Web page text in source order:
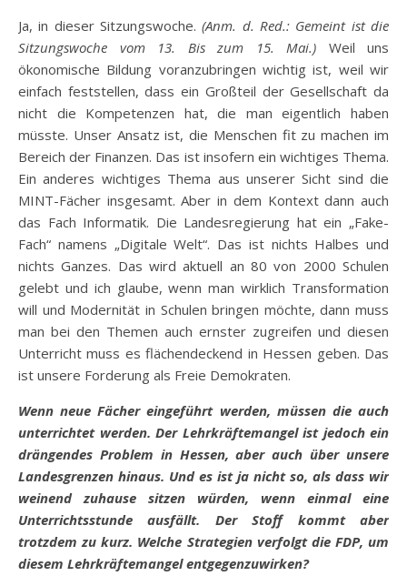
Ja, in dieser Sitzungswoche.(Anm. d. Red.: Gemeint ist die
Sitzungswoche vom 13. Bis zum 15. Mai.) Weil uns
ökonomische Bildung voranzubringen wichtig ist, weil wir
einfach feststellen, dass ein Großteil der Gesellschaft da
nicht die Kompetenzen hat, die man eigentlich haben
müsste. Unser Ansatz ist, die Menschen fit zu machen im
Bereich der Finanzen. Das ist insofern ein wichtiges Thema.
Ein anderes wichtiges Thema aus unserer Sicht sind die
MINT-Fächer insgesamt. Aber in dem Kontext dann auch
das Fach Informatik. Die Landesregierung hat ein „Fake-
Fach“ namens „Digitale Welt“. Das ist nichts Halbes und
nichts Ganzes. Das wird aktuell an 80 von 2000 Schulen
gelebt und ich glaube, wenn man wirklich Transformation
will und Modernität in Schulen bringen möchte, dann muss
man bei den Themen auch ernster zugreifen und diesen
Unterricht muss es flächendeckend in Hessen geben. Das
ist unsere Forderung als Freie Demokraten.
Wenn neue Fächer eingeführt werden, müssen die auch
unterrichtet werden. Der Lehrkräftemangel ist jedoch ein
drängendes Problem in Hessen, aber auch über unsere
Landesgrenzen hinaus. Und es ist ja nicht so, als dass wir
weinend zuhause sitzen würden, wenn einmal eine
Unterrichtsstunde ausfällt. Der Stoff kommt aber
trotzdem zu kurz. Welche Strategien verfolgt die FDP, um
diesem Lehrkräftemangel entgegenzuwirken?